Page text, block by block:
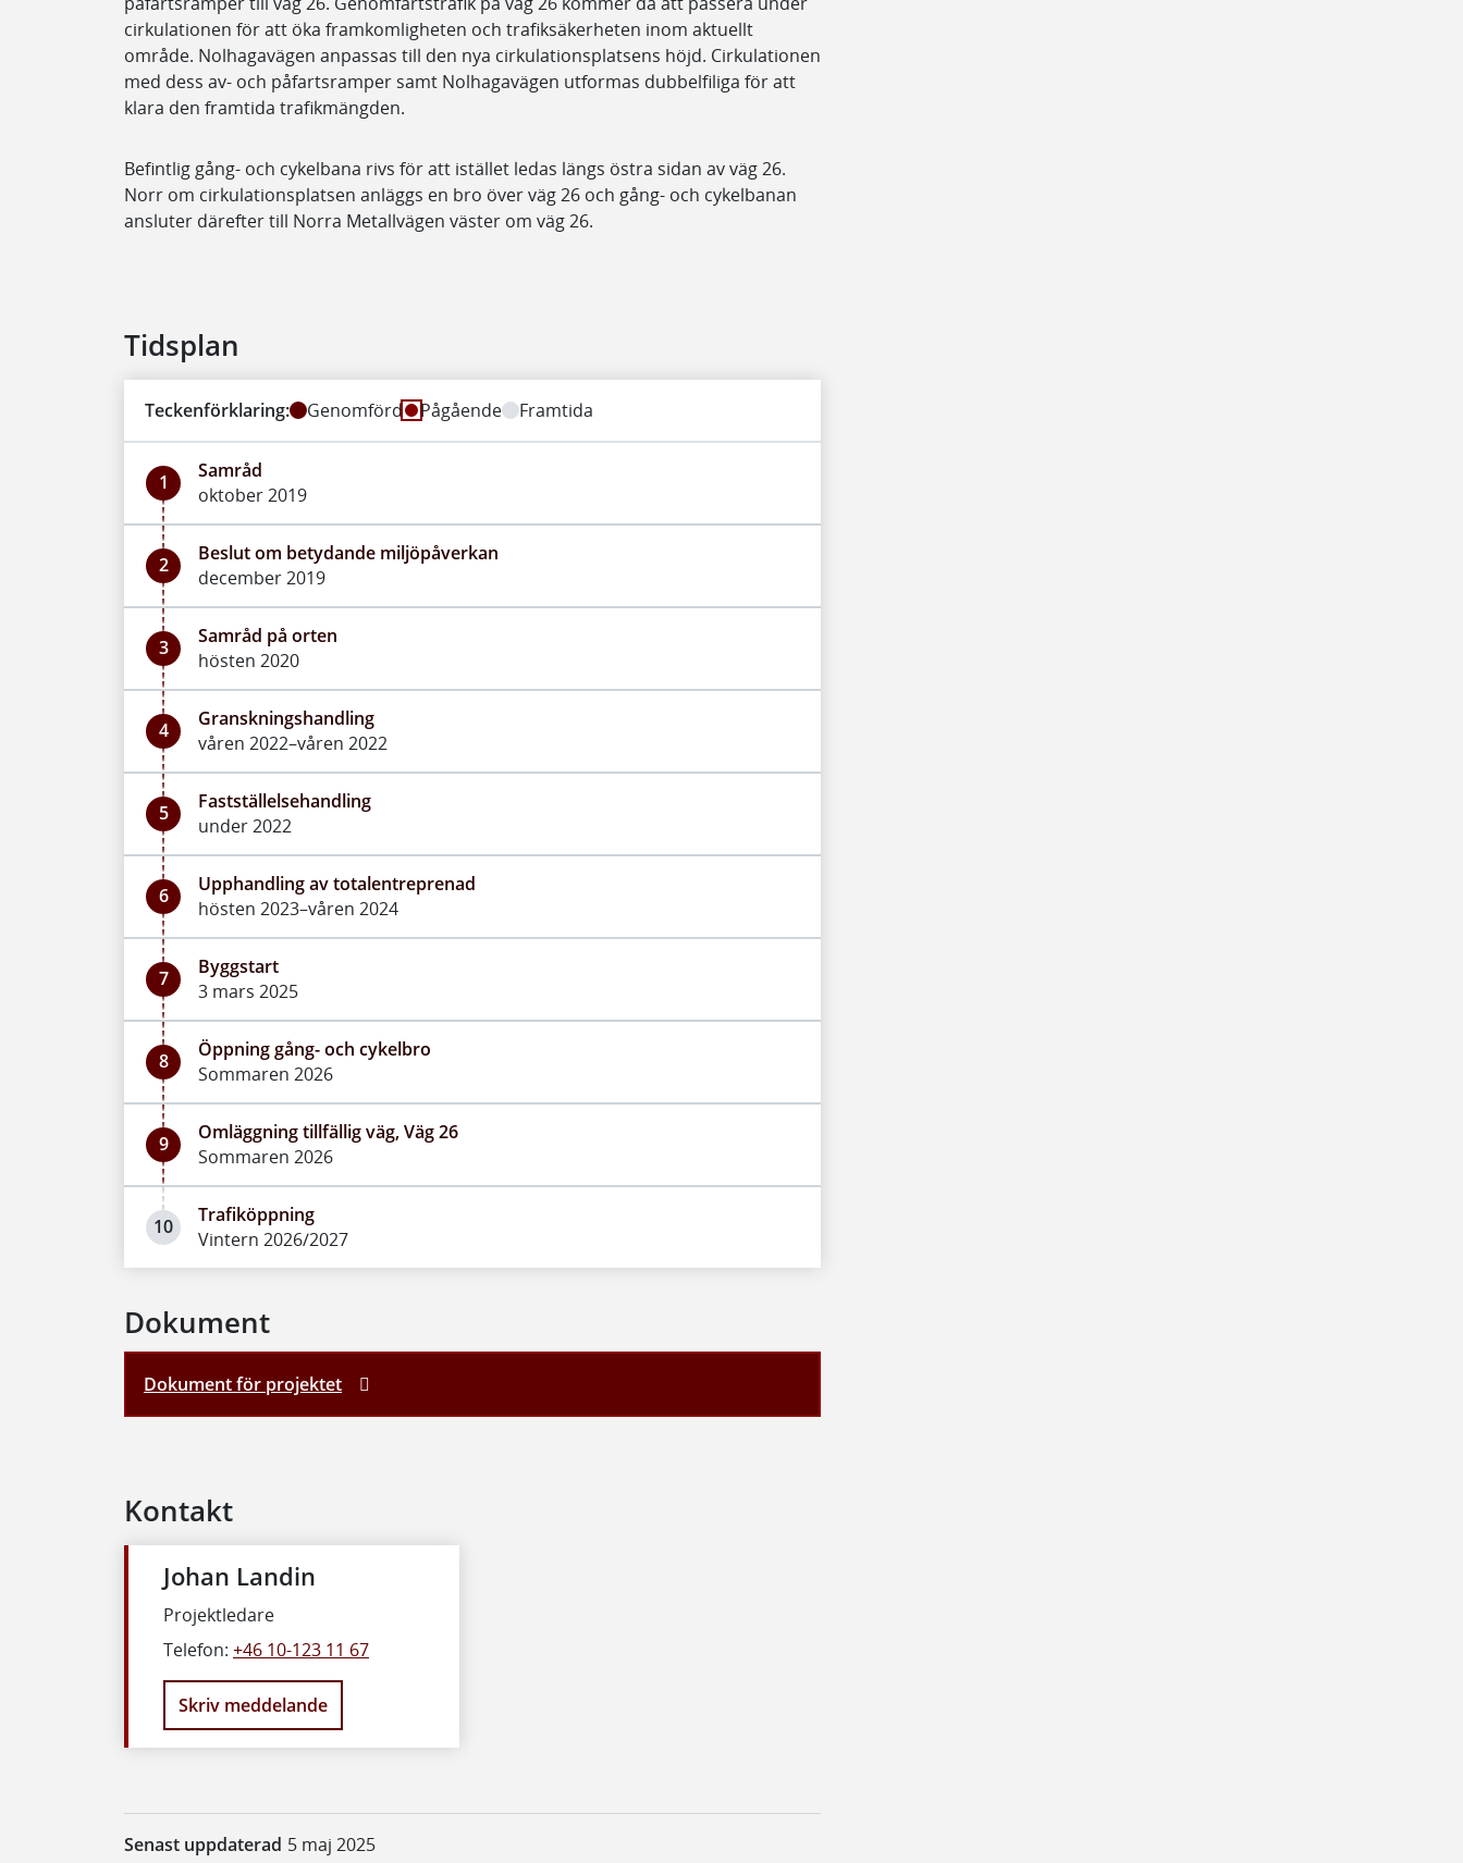
cirkulationen för att öka framkomligheten och trafiksäkerheten inom aktuellt
område. Nolhagavägen anpassas till den nya cirkulationsplatsens höjd. Cirkulationen
med dess av- och påfartsramper samt Nolhagavägen utformas dubbelfiliga för att
klara den framtida trafikmängden.
Befintlig gång- och cykelbana rivs för att istället ledas längs östra sidan av väg 26.
Norr om cirkulationsplatsen anläggs en bro över väg 26 och gång- och cykelbanan
ansluter därefter till Norra Metallvägen väster om väg 26.
Tidsplan
Teckenförklaring: Genomförd Pågående Framtida
1
Samråd
oktober 2019
2
Beslut om betydande miljöpåverkan
december 2019
3
Samråd på orten
hösten 2020
4
Granskningshandling
våren 2022–våren 2022
5
Fastställelsehandling
under 2022
6
Upphandling av totalentreprenad
hösten 2023–våren 2024
7
Byggstart
3 mars 2025
8
Öppning gång- och cykelbro
Sommaren 2026
9
Omläggning tillfällig väg, Väg 26
Sommaren 2026
10
Trafiköppning
Vintern 2026/2027
Dokument
Dokument för projektet
Kontakt
Johan Landin
Projektledare
Telefon: +46 10-123 11 67
Skriv meddelande
Senast uppdaterad 5 maj 2025